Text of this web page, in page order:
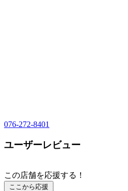
076-272-8401
ユーザーレビュー
この店舗を応援する！
ここから応援